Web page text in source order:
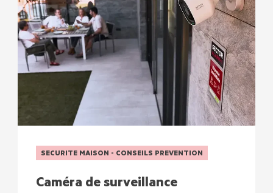
SECURITE MAISON - CONSEILS PREVENTION
Caméra de surveillance